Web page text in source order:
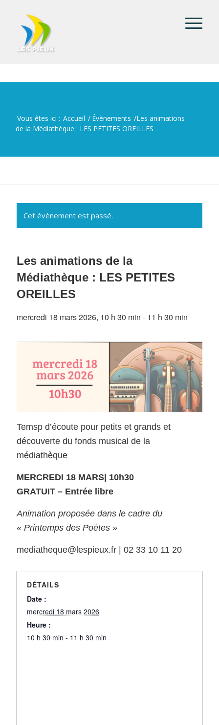
Vous êtes ici : Accueil / Évènements /Les animations
de la Médiathèque : LES PETITES OREILLES
Cet évènement est passé.
Les animations de la
Médiathèque : LES PETITES
OREILLES
mercredi 18 mars 2026, 10 h 30 min - 11 h 30 min
Temsp d’écoute pour petits et grands et
découverte du fonds musical de la
médiathèque
MERCREDI 18 MARS| 10h30
GRATUIT – Entrée libre
Animation proposée dans le cadre du
« Printemps des Poètes »
mediatheque@lespieux.fr | 02 33 10 11 20
DÉTAILS
Date :
mercredi 18 mars 2026
Heure :
10 h 30 min - 11 h 30 min